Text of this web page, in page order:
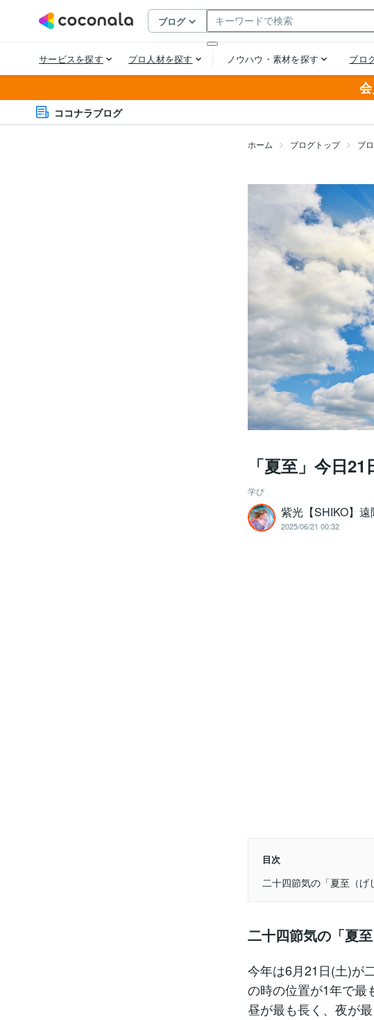
ココナラブログ
ホーム ブログトップ ブ
「夏至」今日
学び
紫光【SHIKO】
2025/06/21 00:32
目次
二十四節気の「夏至（げ
二十四節気の「夏至
今年は6月21日(土)が
の時の位置が1年で最
昼が最も長く、夜が